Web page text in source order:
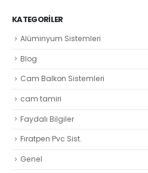
KATEGORILER
Alüminyum Sistemleri
Blog
Cam Balkon Sistemleri
cam tamiri
Faydalı Bilgiler
Fıratpen Pvc Sist.
Genel